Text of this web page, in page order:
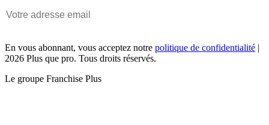
En vous abonnant, vous acceptez notre politique de confidentialité |
2026 Plus que pro. Tous droits réservés.
Le groupe Franchise Plus